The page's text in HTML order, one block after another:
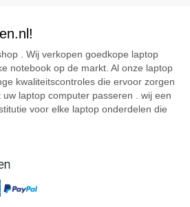
. Wij verkopen goedkope laptop
notebook op de markt. Al onze laptop
kwaliteitscontroles die ervoor zorgen
laptop computer passeren . wij een
voor elke laptop onderdelen die